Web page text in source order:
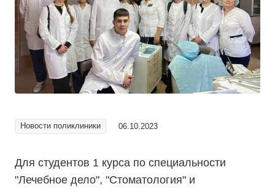
Новости поликлиники 06.10.2023
Для студентов 1 курса по специальности
"Лечебное дело", "Стоматология" и